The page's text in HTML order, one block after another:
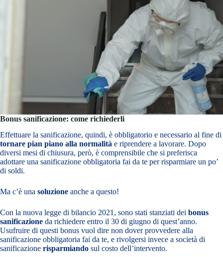
Bonus sanificazione: come richiederli
Effettuare la sanificazione, quindi, è obbligatorio e necessario al fine di
tornare pian piano alla normalità e riprendere a lavorare. Dopo
diversi mesi di chiusura, però, è comprensibile che si preferisca
adottare una sanificazione obbligatoria fai da te per risparmiare un po’
di soldi.
Ma c’è una soluzione anche a questo!
Con la nuova legge di bilancio 2021, sono stati stanziati dei bonus
sanificazione da richiedere entro il 30 di giugno di quest’anno.
Usufruire di questi bonus vuol dire non dover provvedere alla
sanificazione obbligatoria fai da te, e rivolgersi invece a società di
sanificazione risparmiando sul costo dell’intervento.